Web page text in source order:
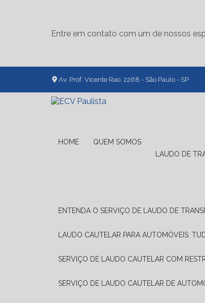
Entre em contato com um de nossos
Av. Prof. Vicente Rao, 2268 - São Paulo - SP
HOME QUEM SOMOS
LAUDO DE
ENTENDA O SERVIÇO DE LAUDO DE
LAUDO CAUTELAR PARA AUTOMÓVEIS:
SERVIÇO DE LAUDO CAUTELAR COM
SERVIÇO DE LAUDO CAUTELAR DE